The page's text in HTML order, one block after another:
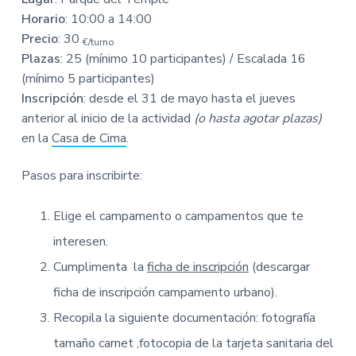
Horario: 10:00 a 14:00
Precio: 30€/turno
Plazas: 25 (mínimo 10 participantes) / Escalada 16
(mínimo 5 participantes)
Inscripción: desde el 31 de mayo hasta el jueves
anterior al inicio de la actividad (o hasta agotar plazas)
en la Casa de Cima.
Pasos para inscribirte:
Elige el campamento o campamentos que te
interesen.
Cumplimenta la ficha de inscripción (descargar
ficha de inscripción campamento urbano).
Recopila la siguiente documentación: fotografía
tamaño carnet ,fotocopia de la tarjeta sanitaria del